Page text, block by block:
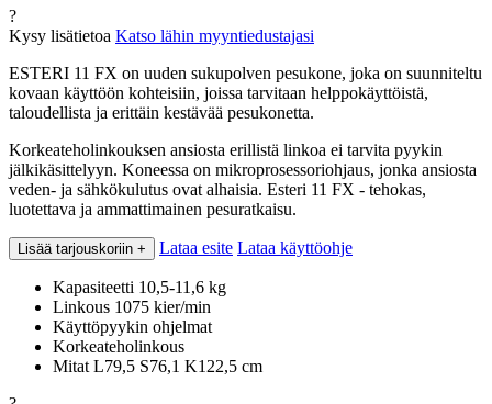
?
Kysy lisätietoa Katso lähin myyntiedustajasi
ESTERI 11 FX on uuden sukupolven pesukone, joka on suunniteltu
kovaan käyttöön kohteisiin, joissa tarvitaan helppokäyttöistä,
taloudellista ja erittäin kestävää pesukonetta.
Korkeateholinkouksen ansiosta erillistä linkoa ei tarvita pyykin
jälkikäsittelyyn. Koneessa on mikroprosessoriohjaus, jonka ansiosta
veden- ja sähkökulutus ovat alhaisia. Esteri 11 FX - tehokas,
luotettava ja ammattimainen pesuratkaisu.
Lisää tarjouskoriin + Lataa esite Lataa käyttöohje
Kapasiteetti 10,5-11,6 kg
Linkous 1075 kier/min
Käyttöpyykin ohjelmat
Korkeateholinkous
Mitat L79,5 S76,1 K122,5 cm